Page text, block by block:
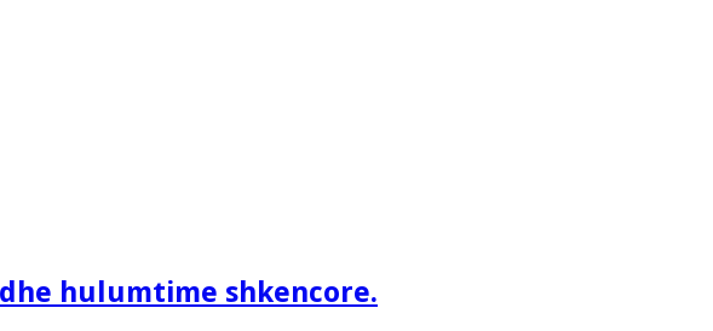
hulumtime shkencore.